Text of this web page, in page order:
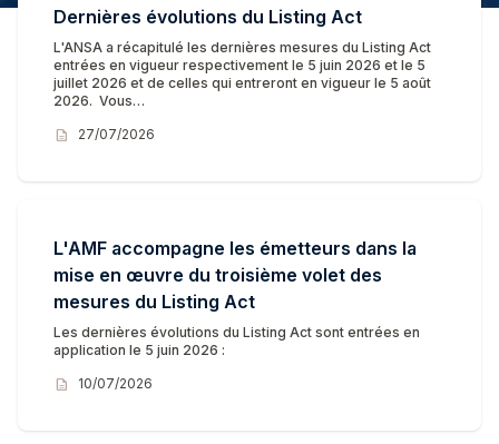
Dernières évolutions du Listing Act
L'ANSA a récapitulé les dernières mesures du Listing Act
entrées en vigueur respectivement le 5 juin 2026 et le 5
juillet 2026 et de celles qui entreront en vigueur le 5 août
2026. Vous…
description 27/07/2026
L'AMF accompagne les émetteurs dans la
mise en œuvre du troisième volet des
mesures du Listing Act
Les dernières évolutions du Listing Act sont entrées en
application le 5 juin 2026 :
description 10/07/2026